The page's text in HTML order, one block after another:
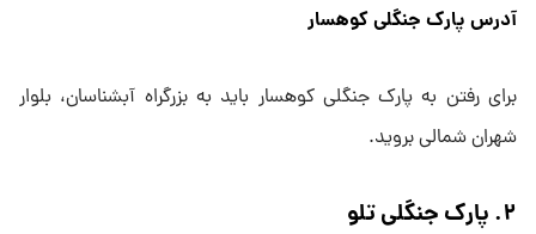
آدرس پارک جنگلی کوهسار
برای رفتن به پارک جنگلی کوهسار باید به بزرگراه آبشناسان، بلوار
شهران شمالی بروید.
۲. پارک جنگلی تلو